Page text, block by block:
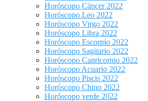
Horóscopo Cáncer 2022
Horóscopo Leo 2022
Horóscopo Virgo 2022
Horóscopo Libra 2022
Horóscopo Escorpio 2022
Horóscopo Sagitario 2022
Horóscopo Capricornio 2022
Horóscopo Acuario 2022
Horóscopo Piscis 2022
Horóscopo Chino 2022
Horóscopo verde 2022